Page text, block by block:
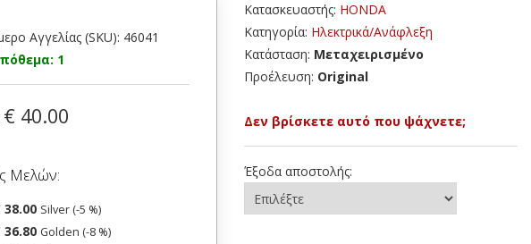
Αγγελίας (SKU): 46041
1
€ 40.00
Μελών:
38.00 Silver (-5 %)
36.80 Golden (-8 %)
Κατασκευαστής: HONDA
Κατηγορία: Ηλεκτρικά/Ανάφλεξη
Κατάσταση: Μεταχειρισμένο
Προέλευση: Original
Δεν βρίσκετε αυτό που ψάχνετε;
Έξοδα αποστολής: